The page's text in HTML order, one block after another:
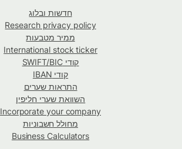
חדשות ובלוג
Research privacy policy
ממיר מטבעות
International stock ticker
קודי SWIFT/BIC
קודי IBAN
התראות שערים
השוואת שערי חליפין
Incorporate your company
מחולל חשבוניות
Business Calculators